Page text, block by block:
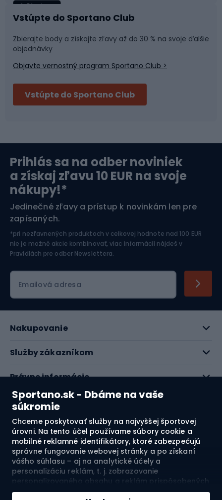
Sportano.sk - Dbáme na vaše
súkromie
Chceme poskytovať služby na najvyššej športovej
úrovni. Na tento účel používame súbory cookie a
mobilné reklamné identifikátory, ktoré zabezpečujú
správne fungovanie webovej stránky a po získaní
vášho súhlasu – aj na analytické účely a
personalizáciu reklám, t. j. zobrazovanie
personalizovaného obsahu a reklám prispôsobených
vašim záujmom a meranie ich účinnosti. Súbory
Rybolov
Športová medicína
Bushcraft
Bikepacking
Orientačný beh
Plávanie
Tímové športy
Fitness a posilňovňa
Cyklistické prilby
Lyžovanie
Športová elektronika
Jazdectvo
Vstúpte do Sportano Club
Zbierajte body a získajte zľavy až do 30 % na svoje ďalšie
objednávky
Objavte vernostný program Sportano Club >
Vstúpte do Sportano Club
Prihlás sa na odber noviniek
a získaj zľavu 10 EUR na svoje
nákupy!*
Jedinečné zľavy a prístup k novinkám len pre
zapísaných.
*pri nezľavnených produktoch v celkovej hodnote nad 100 EUR
nie je možné akcie kombinovať, viac informácií nájdeš v
Pravidlách pre odber Newslettera.
Emailová adresa
Nakupovanie
Služby zákazníkom
Právne informácie
O nás
Pozrite si naše recenzie
4.7